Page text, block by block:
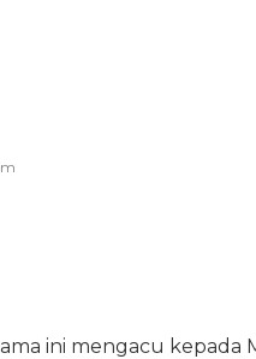
ini mengacu kepada